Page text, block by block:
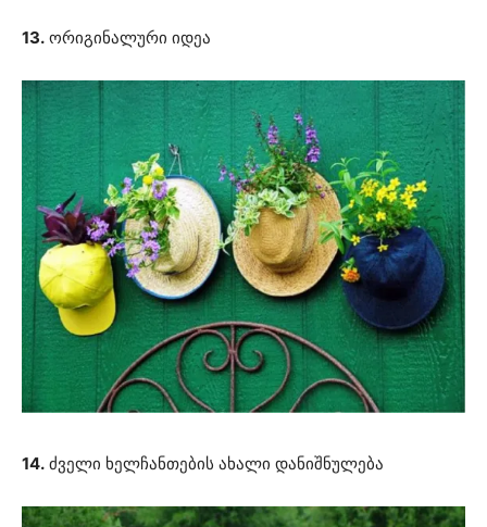
13. ორიგინალური იდეა
14. ძველი ხელჩანთების ახალი დანიშნულება